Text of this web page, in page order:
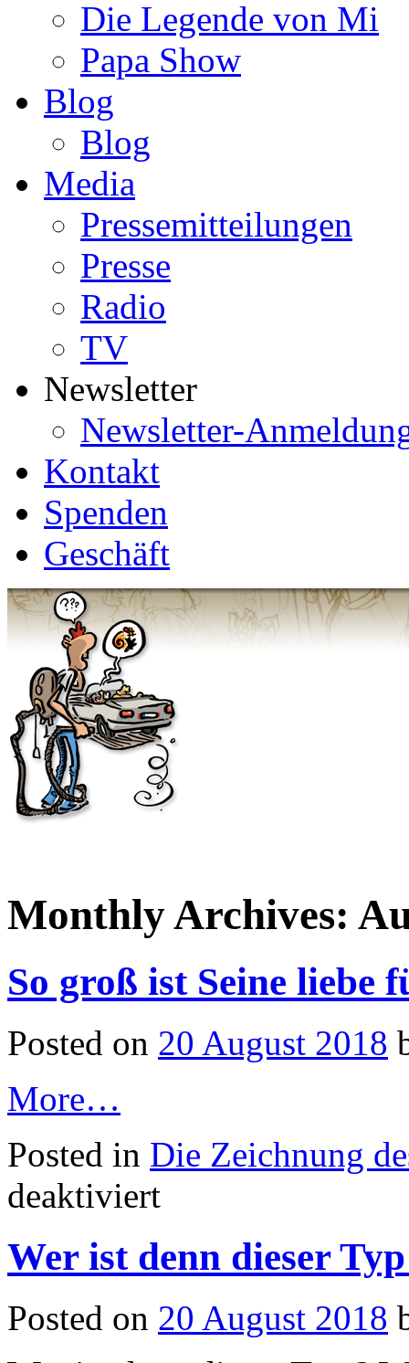
Die Legende von Mi
Papa Show
Blog
Blog
Media
Pressemitteilungen
Presse
Radio
TV
Newsletter
Newsletter-
Kontakt
Spenden
Geschäft
Monthly Archives:
So groß ist Seine liebe
Posted on 20 August 2018
More…
Posted in Die Zeichnung
deaktiviert
liebe
für
Wer ist denn dieser
Posted on 20 August 2018